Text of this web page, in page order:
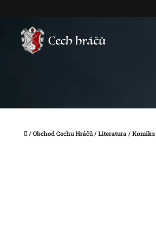
Domů
/Obchod Cechu Hráčů/Literatura/Komiks